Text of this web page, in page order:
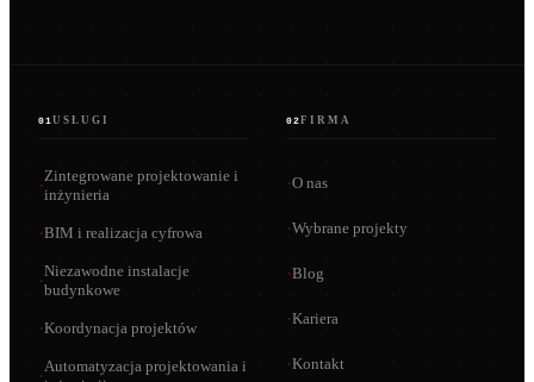
01USŁUGI
·Zintegrowane projektowanie i
inżynieria
·BIM i realizacja cyfrowa
·Niezawodne instalacje
budynkowe
·Koordynacja projektów
·Automatyzacja projektowania i
02FIRMA
·O nas
·Wybrane projekty
·Blog
·Kariera
·Kontakt